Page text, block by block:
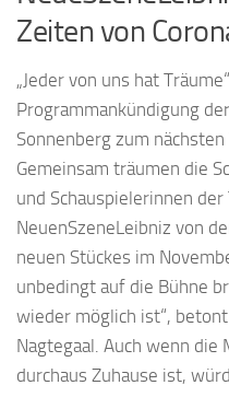
Zeiten von
„Jeder von uns hat
Programmankündigung
Sonnenberg zum
Gemeinsam träumen die
und Schauspielerinnen
NeuenSzeneLeibniz von
neuen Stückes im
unbedingt auf die Bühne
wieder möglich ist“,
Nagtegaal. Auch wenn die
durchaus Zuhause ist,